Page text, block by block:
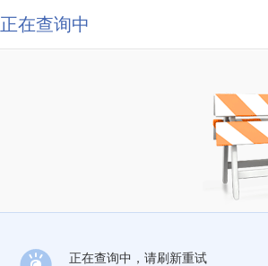
正在查询中
正在查询中，请刷新重试